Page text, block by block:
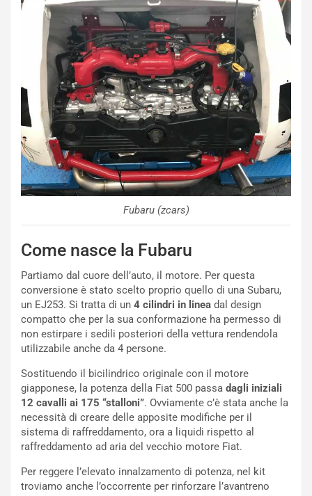
Fubaru (zcars)
Come nasce la Fubaru
Partiamo dal cuore dell’auto, il motore. Per questa
conversione è stato scelto proprio quello di una Subaru,
un EJ253. Si tratta di un 4 cilindri in linea dal design
compatto che per la sua conformazione ha permesso di
non estirpare i sedili posteriori della vettura rendendola
utilizzabile anche da 4 persone.
Sostituendo il bicilindrico originale con il motore
giapponese, la potenza della Fiat 500 passa dagli iniziali
12 cavalli ai 175 “stalloni”. Ovviamente c’è stata anche la
necessità di creare delle apposite modifiche per il
sistema di raffreddamento, ora a liquidi rispetto al
raffreddamento ad aria del vecchio motore Fiat.
Per reggere l’elevato innalzamento di potenza, nel kit
troviamo anche l’occorrente per rinforzare l’avantreno
NOTIZIE
N
s
Q
s
h
q
a
e
P
O
W
E
R
S
a